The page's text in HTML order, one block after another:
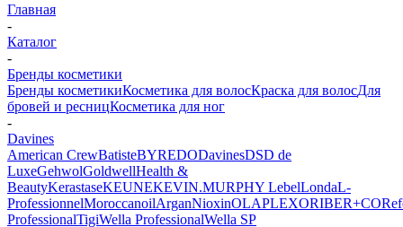
Главная
-
Каталог
-
Бренды косметики
Бренды косметикиКосметика для волосКраска для волосДля
бровей и ресницКосметика для ног
-
Davines
American CrewBatisteBYREDODavinesDSD de
LuxeGehwolGoldwellHealth &
BeautyKerastaseKEUNEKEVIN.MURPHY LebelLondaL-
ProfessionnelMoroccanoilArganNiохinOLAPLEXORIBER+CO
ProfessionalTigiWella ProfessionalWella SP